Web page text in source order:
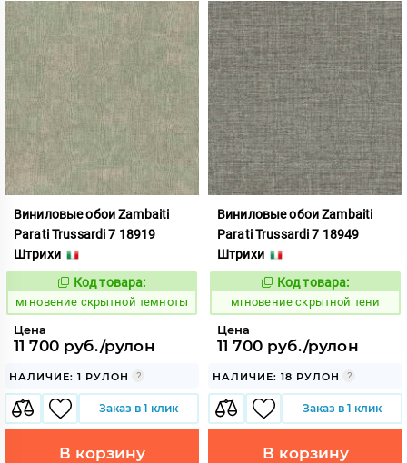
Виниловые обои Zambaiti
Parati Trussardi 7 18919
Штрихи
948852
Код товара:
мгновение скрытной темноты
Цена
11 700 руб./рулон
НАЛИЧИЕ: 1 РУЛОН
Заказ в 1 клик
В корзину
Виниловые обои Zambaiti
Parati Trussardi 7 18949
Штрихи
948853
Код товара:
мгновение скрытной тени
Цена
11 700 руб./рулон
НАЛИЧИЕ: 18 РУЛОН
Заказ в 1 клик
В корзину